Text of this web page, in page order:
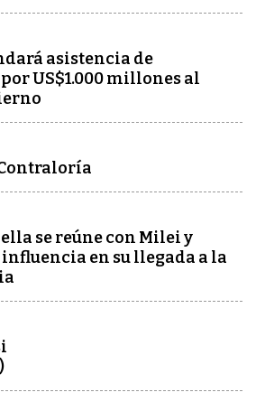
asistencia de
US$1.000 millones al
se reúne con Milei y
influencia en su llegada a la